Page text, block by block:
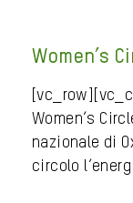
Women’s
Women’s
nazionale di
circolo